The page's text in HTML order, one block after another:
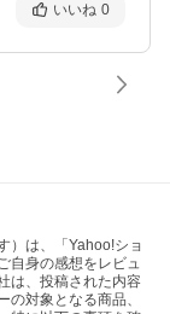
いいね 0
）は、「Yahoo!ショ
自身の感想をレビュ
は、投稿された内容
対象となる商品、